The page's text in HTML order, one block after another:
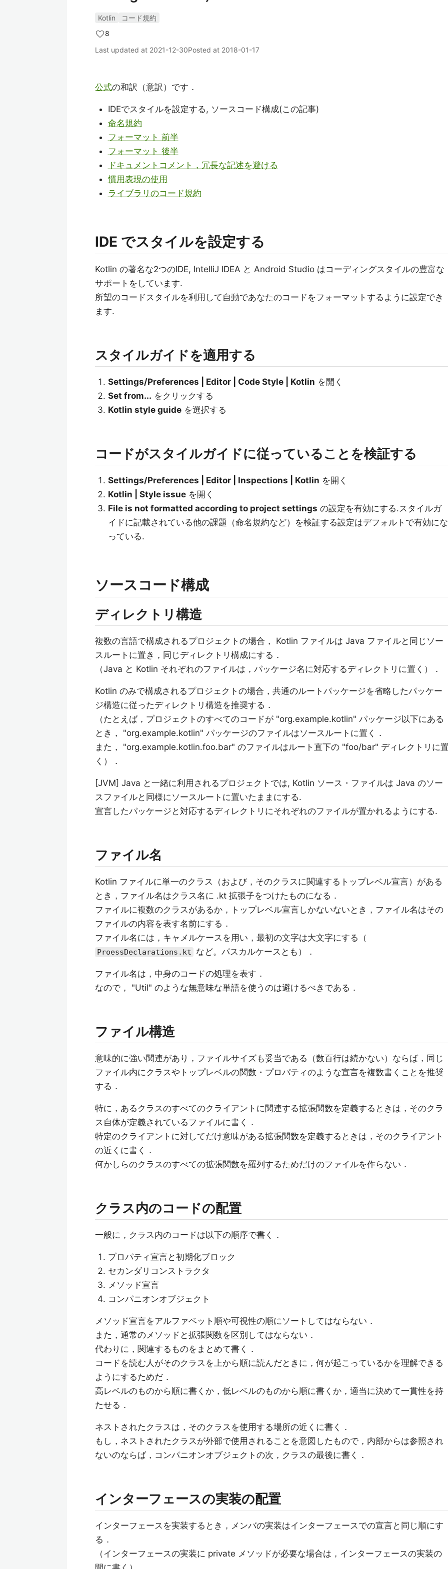
Kotlin
コード規約
8
Last updated at 2021-12-30Posted at 2018-01-17
公式の和訳（意訳）です．
IDEでスタイルを設定する, ソースコード構成(この記事)
命名規約
フォーマット 前半
フォーマット 後半
ドキュメントコメント，冗長な記述を避ける
慣用表現の使用
ライブラリのコード規約
IDE でスタイルを設定する
Kotlin の著名な2つのIDE, IntelliJ IDEA と Android Studio はコーディングスタイルの豊富な
サポートをしています.
所望のコードスタイルを利用して自動であなたのコードをフォーマットするように設定でき
ます.
スタイルガイドを適用する
Settings/Preferences | Editor | Code Style | Kotlin を開く
Set from... をクリックする
Kotlin style guideを選択する
コードがスタイルガイドに従っていることを検証する
Settings/Preferences | Editor | Inspections | Kotlin を開く
Kotlin | Style issueを開く
File is not formatted according to project settings の設定を有効にする.スタイルガ
イドに記載されている他の課題（命名規約など）を検証する設定はデフォルトで有効にな
っている.
ソースコード構成
ディレクトリ構造
複数の言語で構成されるプロジェクトの場合， Kotlin ファイルは Java ファイルと同じソー
スルートに置き，同じディレクトリ構成にする．
（Java と Kotlin それぞれのファイルは，パッケージ名に対応するディレクトリに置く）．
Kotlin のみで構成されるプロジェクトの場合，共通のルートパッケージを省略したパッケー
ジ構造に従ったディレクトリ構造を推奨する．
（たとえば，プロジェクトのすべてのコードが "org.example.kotlin" パッケージ以下にある
とき， "org.example.kotlin" パッケージのファイルはソースルートに置く．
また， "org.example.kotlin.foo.bar" のファイルはルート直下の "foo/bar" ディレクトリに
く）．
[JVM] Java と一緒に利用されるプロジェクトでは, Kotlin ソース・ファイルは Java のソー
スファイルと同様にソースルートに置いたままにする.
宣言したパッケージと対応するディレクトリにそれぞれのファイルが置かれるようにする.
ファイル名
Kotlin ファイルに単一のクラス（および，そのクラスに関連するトップレベル宣言）がある
とき，ファイル名はクラス名に .kt 拡張子をつけたものになる．
ファイルに複数のクラスがあるか，トップレベル宣言しかないないとき，ファイル名はその
ファイルの内容を表す名前にする．
ファイル名には，キャメルケースを用い，最初の文字は大文字にする（
ProessDeclarations.kt など。パスカルケースとも）．
ファイル名は，中身のコードの処理を表す．
なので， "Util" のような無意味な単語を使うのは避けるべきである．
ファイル構造
意味的に強い関連があり，ファイルサイズも妥当である（数百行は続かない）ならば，同じ
ファイル内にクラスやトップレベルの関数・プロパティのような宣言を複数書くことを推奨
する．
特に，あるクラスのすべてのクライアントに関連する拡張関数を定義するときは，そのクラ
ス自体が定義されているファイルに書く．
特定のクライアントに対してだけ意味がある拡張関数を定義するときは，そのクライアント
の近くに書く．
何かしらのクラスのすべての拡張関数を羅列するためだけのファイルを作らない．
クラス内のコードの配置
一般に，クラス内のコードは以下の順序で書く．
プロパティ宣言と初期化ブロック
セカンダリコンストラクタ
メソッド宣言
コンパニオンオブジェクト
メソッド宣言をアルファベット順や可視性の順にソートしてはならない．
また，通常のメソッドと拡張関数を区別してはならない．
代わりに，関連するものをまとめて書く．
コードを読む人がそのクラスを上から順に読んだときに，何が起こっているかを理解できる
ようにするためだ．
高レベルのものから順に書くか，低レベルのものから順に書くか，適当に決めて一貫性を持
たせる．
ネストされたクラスは，そのクラスを使用する場所の近くに書く．
もし，ネストされたクラスが外部で使用されることを意図したもので，内部からは参照され
ないのならば，コンパニオンオブジェクトの次，クラスの最後に書く．
インターフェースの実装の配置
インターフェースを実装するとき，メンバの実装はインターフェースでの宣言と同じ順にす
る．
（インターフェースの実装に private メソッドが必要な場合は，インターフェースの実装の